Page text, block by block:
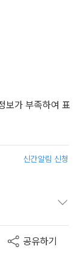
보가 부족하여 표
신간알림 신청
공유하기